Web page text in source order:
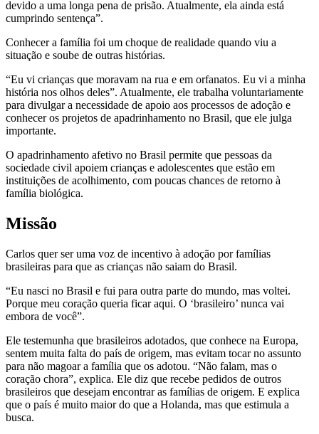
devido a uma longa pena de prisão. Atualmente, ela ainda está
cumprindo sentença”.
Conhecer a família foi um choque de realidade quando viu a
situação e soube de outras histórias.
“Eu vi crianças que moravam na rua e em orfanatos. Eu vi a minha
história nos olhos deles”. Atualmente, ele trabalha voluntariamente
para divulgar a necessidade de apoio aos processos de adoção e
conhecer os projetos de apadrinhamento no Brasil, que ele julga
importante.
O apadrinhamento afetivo no Brasil permite que pessoas da
sociedade civil apoiem crianças e adolescentes que estão em
instituições de acolhimento, com poucas chances de retorno à
família biológica.
Missão
Carlos quer ser uma voz de incentivo à adoção por famílias
brasileiras para que as crianças não saiam do Brasil.
“Eu nasci no Brasil e fui para outra parte do mundo, mas voltei.
Porque meu coração queria ficar aqui. O ‘brasileiro’ nunca vai
embora de você”.
Ele testemunha que brasileiros adotados, que conhece na Europa,
sentem muita falta do país de origem, mas evitam tocar no assunto
para não magoar a família que os adotou. “Não falam, mas o
coração chora”, explica. Ele diz que recebe pedidos de outros
brasileiros que desejam encontrar as famílias de origem. E explica
que o país é muito maior do que a Holanda, mas que estimula a
busca.